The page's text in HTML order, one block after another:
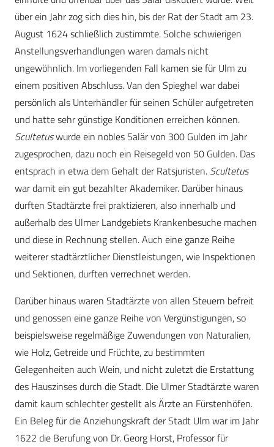
über ein Jahr zog sich dies hin, bis der Rat der Stadt am 23.
August 1624 schließlich zustimmte. Solche schwierigen
Anstellungsverhandlungen waren damals nicht
ungewöhnlich. Im vorliegenden Fall kamen sie für Ulm zu
einem positiven Abschluss. Van den Spieghel war dabei
persönlich als Unterhändler für seinen Schüler aufgetreten
und hatte sehr günstige Konditionen erreichen können.
Scultetuswurde ein nobles Salär von 300 Gulden im Jahr
zugesprochen, dazu noch ein Reisegeld von 50 Gulden. Das
entsprach in etwa dem Gehalt der Ratsjuristen. Scultetus
war damit ein gut bezahlter Akademiker. Darüber hinaus
durften Stadtärzte frei praktizieren, also innerhalb und
außerhalb des Ulmer Landgebiets Krankenbesuche machen
und diese in Rechnung stellen. Auch eine ganze Reihe
weiterer stadtärztlicher Dienstleistungen, wie Inspektionen
und Sektionen, durften verrechnet werden.
Darüber hinaus waren Stadtärzte von allen Steuern befreit
und genossen eine ganze Reihe von Vergünstigungen, so
beispielsweise regelmäßige Zuwendungen von Naturalien,
wie Holz, Getreide und Früchte, zu bestimmten
Gelegenheiten auch Wein, und nicht zuletzt die Erstattung
des Hauszinses durch die Stadt. Die Ulmer Stadtärzte waren
damit kaum schlechter gestellt als Ärzte an Fürstenhöfen.
Ein Beleg für die Anziehungskraft der Stadt Ulm war im Jahr
1622 die Berufung von Dr. Georg Horst, Professor für